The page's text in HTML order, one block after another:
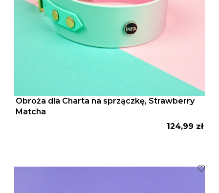
Obroża dla Charta na sprzączkę, Strawberry
Matcha
Cena
124,99 zł